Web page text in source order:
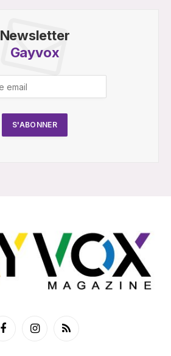
Newsletter
Gayvox
FacebookInstagramRSS